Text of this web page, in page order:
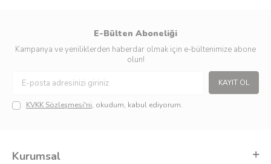
E-Bülten Aboneliği
Kampanya ve yeniliklerden haberdar olmak için e-bültenimize abone
olun!
KAYIT OL
KVKK Sözleşmesi'ni, okudum, kabul ediyorum.
Kurumsal